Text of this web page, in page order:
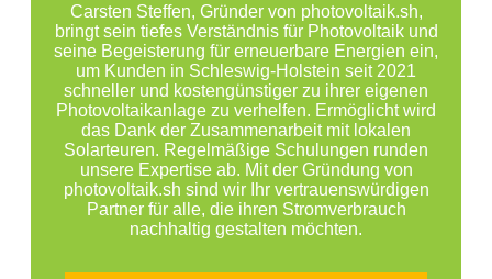
Carsten Steffen, Gründer von photovoltaik.sh,
bringt sein tiefes Verständnis für Photovoltaik und
seine Begeisterung für erneuerbare Energien ein,
um Kunden in Schleswig-Holstein seit 2021
schneller und kostengünstiger zu ihrer eigenen
Photovoltaikanlage zu verhelfen. Ermöglicht wird
das Dank der Zusammenarbeit mit lokalen
Solarteuren. Regelmäßige Schulungen runden
unsere Expertise ab. Mit der Gründung von
photovoltaik.sh sind wir Ihr vertrauenswürdigen
Partner für alle, die ihren Stromverbrauch
nachhaltig gestalten möchten.